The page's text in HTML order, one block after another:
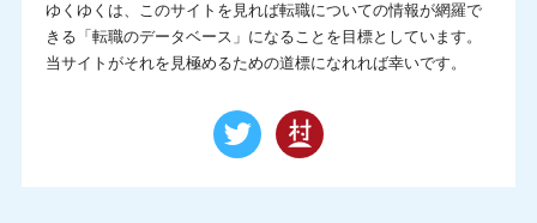
ゆくゆくは、このサイトを見れば転職についての情報が網羅で
きる「転職のデータベース」になることを目標としています。
当サイトがそれを見極めるための道標になれれば幸いです。